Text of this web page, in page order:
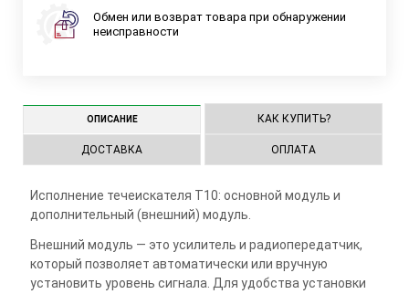
Обмен или возврат товара при обнаружении
неисправности
ОПИСАНИЕ КАК КУПИТЬ?
ДОСТАВКА ОПЛАТА
Исполнение течеискателя Т10: основной модуль и
дополнительный (внешний) модуль.
Внешний модуль — это усилитель и радиопередатчик,
который позволяет автоматически или вручную
установить уровень сигнала. Для удобства установки